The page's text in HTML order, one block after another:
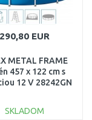
290,80 EUR
METAL FRAME
457 x 122 cm s
12 V 28242GN
SKLADOM